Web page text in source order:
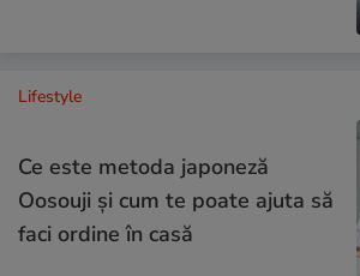
Lifestyle
Ce este metoda japoneză
Oosouji și cum te poate ajuta să
faci ordine în casă